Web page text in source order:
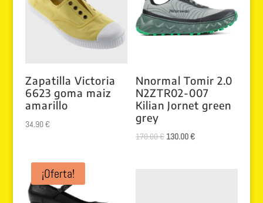
Zapatilla Victoria
6623 goma maiz
amarillo
34.90€
Nnormal Tomir 2.0
N2ZTR02-007
Kilian Jornet green
grey
170.00€ El
130.00€El
¡Oferta!